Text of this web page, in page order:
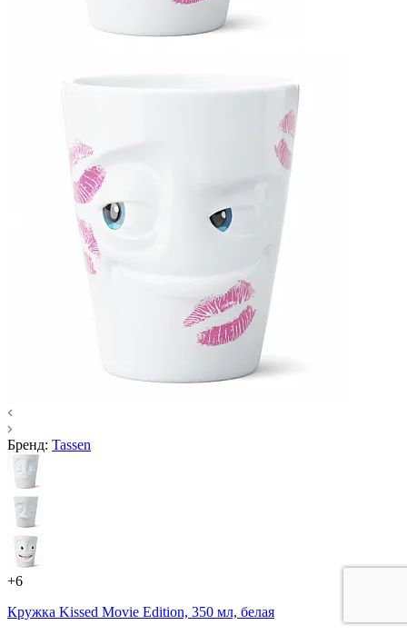
Бренд: Tassen
+6
Кружка Kissed Movie Edition, 350 мл, белая